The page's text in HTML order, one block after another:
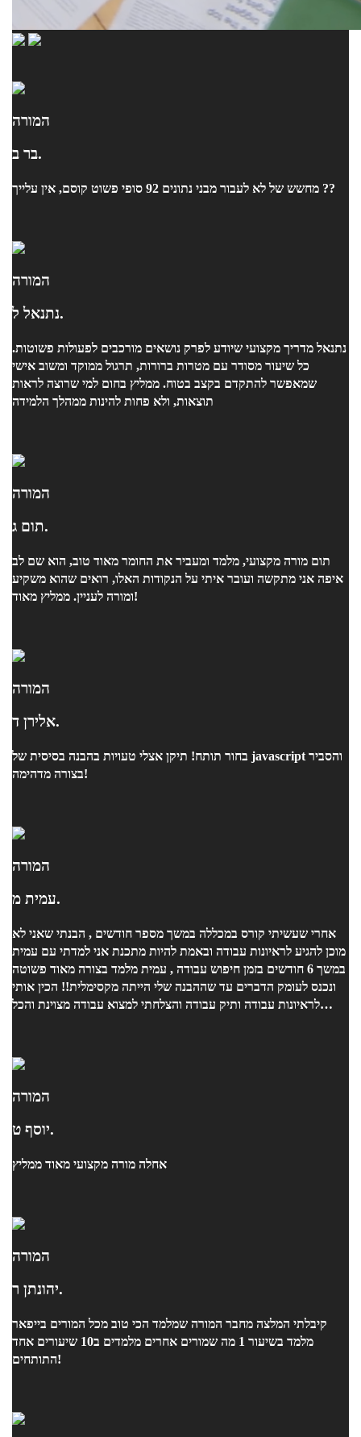
המורה
בר ב.
מחשש של לא לעבור מבני נתונים 92 סופי פשוט קוסם, אין עלייך ??
המורה
נתנאל ל.
נתנאל מדריך מקצועי שיודע לפרק נושאים מורכבים לפעולות פשוטות.
כל שיעור מסודר עם מטרות ברורות, תרגול ממוקד ומשוב אישי
שמאפשר להתקדם בקצב בטוח. ממליץ בחום למי שרוצה לראות
תוצאות, ולא פחות להינות ממהלך הלמידה
המורה
תום ג.
תום מורה מקצועי, מלמד ומעביר את החומר מאוד טוב, הוא שם לב
איפה אני מתקשה ועובר איתי על הנקודות האלו, רואים שהוא משקיע
ומורה לעניין. ממליץ מאוד!
המורה
אלירן ד.
בחור תותח! תיקן אצלי טעויות בהבנה בסיסית של javascript והסביר
בצורה מדהימה!
המורה
עמית מ.
אחרי שעשיתי קורס במכללה במשך מספר חודשים , הבנתי שאני לא
מוכן להגיע לראיונות עבודה ובאמת להיות מתכנת אני למדתי עם עמית
במשך 6 חודשים בזמן חיפוש עבודה , עמית מלמד בצורה מאוד פשוטה
ונכנס לעומק הדברים עד שההבנה שלי הייתה מקסימלית!! הכין אותי
לראיונות עבודה ותיק עבודה והצלחתי למצוא עבודה מצוינת והכל
המורה
יוסף ט.
אחלה מורה מקצועי מאוד ממליץ
המורה
יהונתן ר.
קיבלתי המלצה מחבר המורה שמלמד הכי טוב מכל המורים בייפאר
מלמד בשיעור 1 מה שמורים אחרים מלמדים ב10 שיעורים אחד
התותחים!